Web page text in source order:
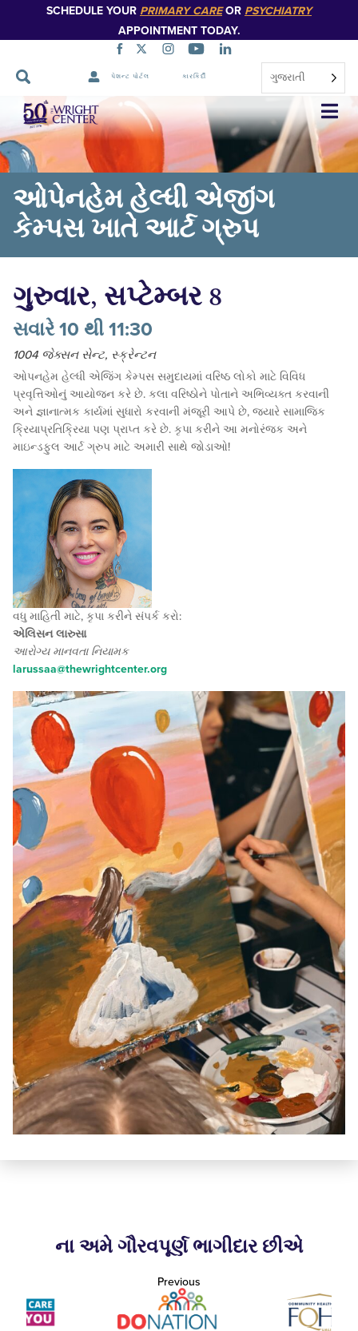
SCHEDULE YOUR PRIMARY CAREOR PSYCHIATRY
APPOINTMENT TODAY.
પેશન્ટ પોર્ટલ કારકિર્દી ગુજરાતી
નેવિગેશન
છોડો
ઓપેનહેમ હેલ્ધી એજીંગ
કેમ્પસ ખાતે આર્ટ ગ્રુપ
ગુરુવાર, સપ્ટેમ્બર 8
સવારે 10 થી 11:30
1004 જેક્સન સેન્ટ, સ્ક્રેન્ટન
ઓપનહેમ હેલ્ધી એજિંગ કેમ્પસ સમુદાયમાં વરિષ્ઠ લોકો માટે વિવિધ
પ્રવૃત્તિઓનું આયોજન કરે છે. કલા વરિષ્ઠોને પોતાને અભિવ્યક્ત કરવાની
અને જ્ઞાનાત્મક કાર્યમાં સુધારો કરવાની મંજૂરી આપે છે, જ્યારે સામાજિક
ક્રિયાપ્રતિક્રિયા પણ પ્રાપ્ત કરે છે. કૃપા કરીને આ મનોરંજક અને
માઇન્ડફુલ આર્ટ ગ્રુપ માટે અમારી સાથે જોડાઓ!
વધુ માહિતી માટે, કૃપા કરીને સંપર્ક કરો:
એલિસન લારુસા
આરોગ્ય માનવતા નિયામક
larussaa@thewrightcenter.org
ના અમે ગૌરવપૂર્ણ ભાગીદાર છીએ
Previous